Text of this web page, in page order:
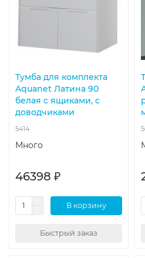
Тумба для комплекта
Aquanet Латина 90
белая с ящиками, с
доводчиками
5414
Много
46398 ₽
В корзину
Быстрый заказ